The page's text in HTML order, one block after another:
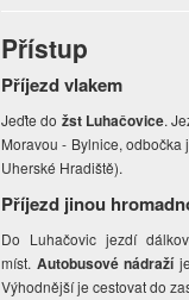
Přístup
Příjezd vlakem
Jeďte do žst Luhačovice.
Moravou - Bylnice,
Uherské Hradiště).
Příjezd jinou
Do Luhačovic jezdí
míst. Autobusové nádraží
Výhodnější je cestovat do